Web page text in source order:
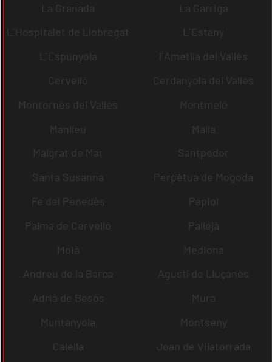
La Granada
La Garriga
L´Hospitalet de Llobregat
L´Estany
L´Espunyola
l´Ametlla del Vallès
Cervelló
Cerdanyola del Vallès
Montornès del Vallès
Montmeló
Manlleu
Malla
Malgrat de Mar
Santpedor
Santa Susanna
Perpètua de Mogoda
Fe del Penedès
Papiol
Palma de Cervelló
Pallejà
Moià
Mediona
Andreu de la Barca
Agustí de Lluçanès
Adrià de Besòs
Mura
Muntanyola
Montseny
Calella
Joan de Vilatorrada